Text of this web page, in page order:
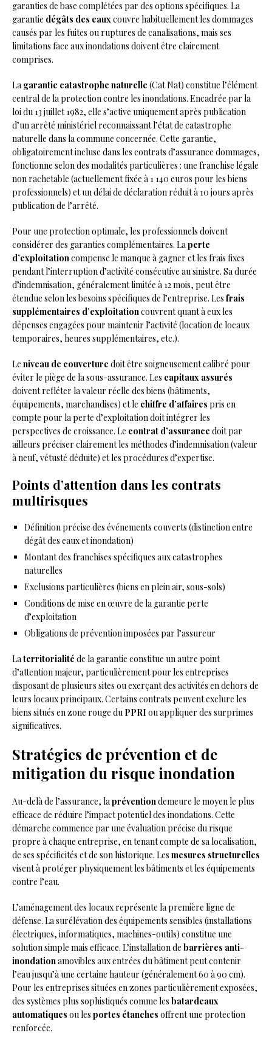
garanties de base complétées par des options spécifiques. La
garantie dégâts des eaux couvre habituellement les dommages
causés par les fuites ou ruptures de canalisations, mais ses
limitations face aux inondations doivent être clairement
comprises.
La garantie catastrophe naturelle (Cat Nat) constitue l’élément
central de la protection contre les inondations. Encadrée par la
loi du 13 juillet 1982, elle s’active uniquement après publication
d’un arrêté ministériel reconnaissant l’état de catastrophe
naturelle dans la commune concernée. Cette garantie,
obligatoirement incluse dans les contrats d’assurance dommages,
fonctionne selon des modalités particulières : une franchise légale
non rachetable (actuellement fixée à 1 140 euros pour les biens
professionnels) et un délai de déclaration réduit à 10 jours après
publication de l’arrêté.
Pour une protection optimale, les professionnels doivent
considérer des garanties complémentaires. La perte
d’exploitationcompense le manque à gagner et les frais fixes
pendant l’interruption d’activité consécutive au sinistre. Sa durée
d’indemnisation, généralement limitée à 12 mois, peut être
étendue selon les besoins spécifiques de l’entreprise. Les frais
supplémentaires d’exploitationcouvrent quant à eux les
dépenses engagées pour maintenir l’activité (location de locaux
temporaires, heures supplémentaires, etc.).
Le niveau de couverture doit être soigneusement calibré pour
éviter le piège de la sous-assurance. Les capitaux assurés
doivent refléter la valeur réelle des biens (bâtiments,
équipements, marchandises) et le chiffre d’affaires pris en
compte pour la perte d’exploitation doit intégrer les
perspectives de croissance. Le contrat d’assurance doit par
ailleurs préciser clairement les méthodes d’indemnisation (valeur
à neuf, vétusté déduite) et les procédures d’expertise.
Points d’attention dans les contrats
multirisques
Définition précise des événements couverts (distinction entre
dégât des eaux et inondation)
Montant des franchises spécifiques aux catastrophes
naturelles
Exclusions particulières (biens en plein air, sous-sols)
Conditions de mise en œuvre de la garantie perte
d’exploitation
Obligations de prévention imposées par l’assureur
La territorialité de la garantie constitue un autre point
d’attention majeur, particulièrement pour les entreprises
disposant de plusieurs sites ou exerçant des activités en dehors de
leurs locaux principaux. Certains contrats peuvent exclure les
biens situés en zone rouge du PPRI ou appliquer des surprimes
significatives.
Stratégies de prévention et de
mitigation du risque inondation
Au-delà de l’assurance, la préventiondemeure le moyen le plus
efficace de réduire l’impact potentiel des inondations. Cette
démarche commence par une évaluation précise du risque
propre à chaque entreprise, en tenant compte de sa localisation,
de ses spécificités et de son historique. Les mesures structurelles
visent à protéger physiquement les bâtiments et les équipements
contre l’eau.
L’aménagement des locaux représente la première ligne de
défense. La surélévation des équipements sensibles (installations
électriques, informatiques, machines-outils) constitue une
solution simple mais efficace. L’installation de barrières anti-
inondationamovibles aux entrées du bâtiment peut contenir
l’eau jusqu’à une certaine hauteur (généralement 60 à 90 cm).
Pour les entreprises situées en zones particulièrement exposées,
des systèmes plus sophistiqués comme les batardeaux
automatiques ou les portes étanches offrent une protection
renforcée.